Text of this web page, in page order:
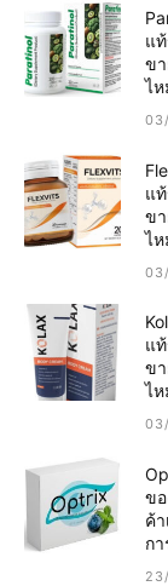
แ
ข
ไ
แ
ข
ไ
แ
ข
ไ
ข
ค้
ก